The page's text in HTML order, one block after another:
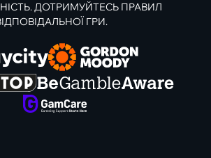
ДОТРИМУЙТЕСЬ ПРАВИЛ
ГРИ.